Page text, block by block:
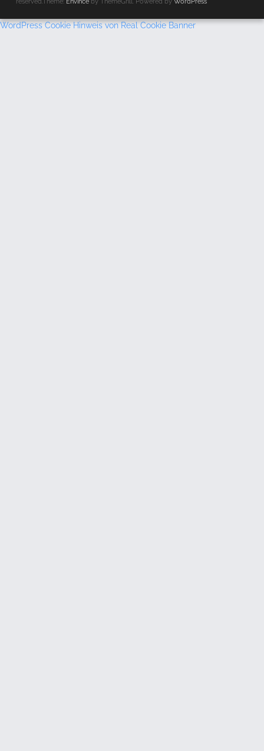
reserved.Theme: Envince by ThemeGrill. Powered by WordPress
WordPress Cookie Hinweis von Real Cookie Banner